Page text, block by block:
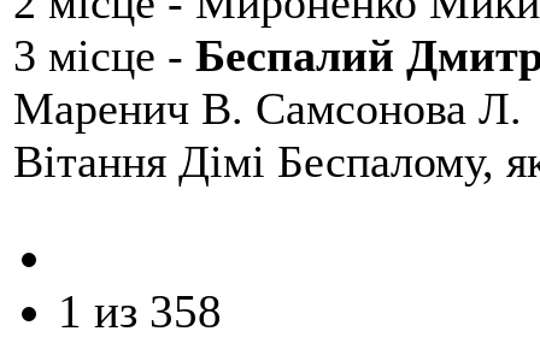
3 місце - Беспалий
Маренич В. Самсонова Л.
Вітання Дімі Беспалому,
1 из 358